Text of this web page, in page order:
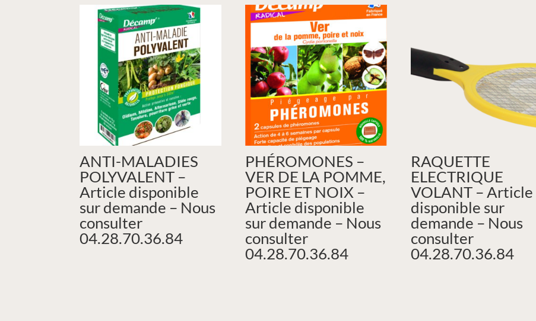
ANTI-MALADIES
POLYVALENT –
Article disponible
sur demande – Nous
consulter
04.28.70.36.84
PHÉROMONES –
VER DE LA POMME,
POIRE ET NOIX –
Article disponible
sur demande – Nous
consulter
04.28.70.36.84
RAQUETTE
ELECTRIQUE
VOLANT – Article
disponible sur
demande – Nous
consulter
04.28.70.36.84